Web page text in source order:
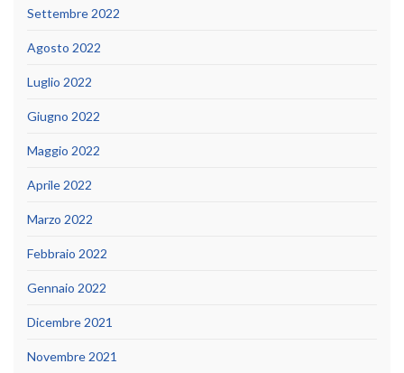
Settembre 2022
Agosto 2022
Luglio 2022
Giugno 2022
Maggio 2022
Aprile 2022
Marzo 2022
Febbraio 2022
Gennaio 2022
Dicembre 2021
Novembre 2021